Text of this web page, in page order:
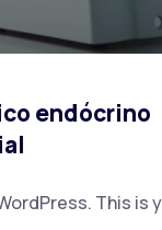
endócrino
This is